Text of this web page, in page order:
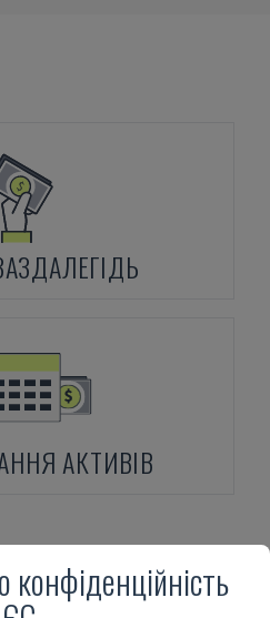
АКТИВІВ
Conquest 515